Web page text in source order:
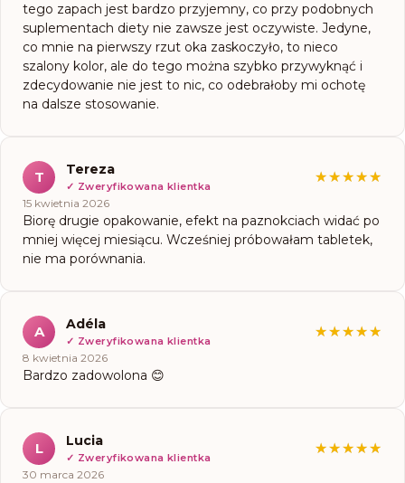
tego zapach jest bardzo przyjemny, co przy podobnych
suplementach diety nie zawsze jest oczywiste. Jedyne,
co mnie na pierwszy rzut oka zaskoczyło, to nieco
szalony kolor, ale do tego można szybko przywyknąć i
zdecydowanie nie jest to nic, co odebrałoby mi ochotę
na dalsze stosowanie.
T Tereza
✓ Zweryfikowana klientka
★★★★★
★★★★★
15 kwietnia 2026
Biorę drugie opakowanie, efekt na paznokciach widać po
mniej więcej miesiącu. Wcześniej próbowałam tabletek,
nie ma porównania.
A Adéla
✓ Zweryfikowana klientka
★★★★★
★★★★★
8 kwietnia 2026
Bardzo zadowolona 😊
L Lucia
✓ Zweryfikowana klientka
★★★★★
★★★★★
30 marca 2026